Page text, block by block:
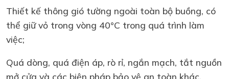
Thiết kế thông gió tường ngoài toàn bộ buồng, có
thể giữ vỏ trong vòng 40°C trong quá trình làm
việc;
Quá dòng, quá điện áp, rò rỉ, ngắn mạch, tắt nguồn
mở cửa và các biện pháp bảo vệ an toàn khác.